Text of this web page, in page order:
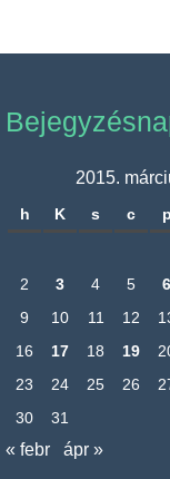
2015.
h K s c p
2
3 4 5 6
9
10 11 12
16
17 18 19
23
24 25 26
30
31
« febr ápr »